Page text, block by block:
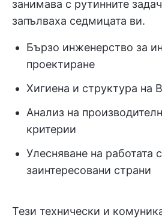
занимава с рутинните
запълваха седмицата ви.
Бързо инженерство за
проектиране
Хигиена и структура на
Анализ на
критерии
Улесняване на работата
заинтересовани страни
Тези технически и